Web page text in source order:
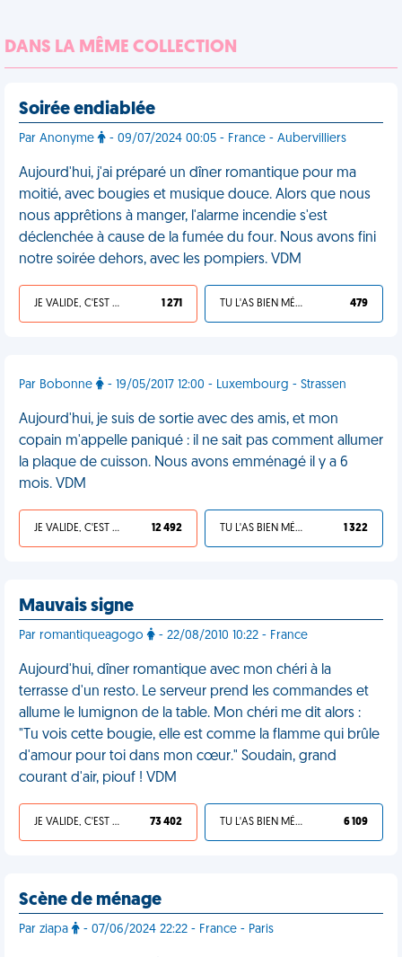
DANS LA MÊME COLLECTION
Soirée endiablée
Par Anonyme - 09/07/2024 00:05 - France - Aubervilliers
Aujourd'hui, j'ai préparé un dîner romantique pour ma
moitié, avec bougies et musique douce. Alors que nous
nous apprêtions à manger, l'alarme incendie s'est
déclenchée à cause de la fumée du four. Nous avons fini
notre soirée dehors, avec les pompiers. VDM
JE VALIDE, C'EST UNE VDM 1 271 TU L'AS BIEN MÉRITÉ 479
Par Bobonne - 19/05/2017 12:00 - Luxembourg - Strassen
Aujourd'hui, je suis de sortie avec des amis, et mon
copain m'appelle paniqué : il ne sait pas comment allumer
la plaque de cuisson. Nous avons emménagé il y a 6
mois. VDM
JE VALIDE, C'EST UNE VDM 12 492 TU L'AS BIEN MÉRITÉ 1 322
Mauvais signe
Par romantiqueagogo - 22/08/2010 10:22 - France
Aujourd'hui, dîner romantique avec mon chéri à la
terrasse d'un resto. Le serveur prend les commandes et
allume le lumignon de la table. Mon chéri me dit alors :
"Tu vois cette bougie, elle est comme la flamme qui brûle
d'amour pour toi dans mon cœur." Soudain, grand
courant d'air, piouf ! VDM
JE VALIDE, C'EST UNE VDM 73 402 TU L'AS BIEN MÉRITÉ 6 109
Scène de ménage
Par ziapa - 07/06/2024 22:22 - France - Paris